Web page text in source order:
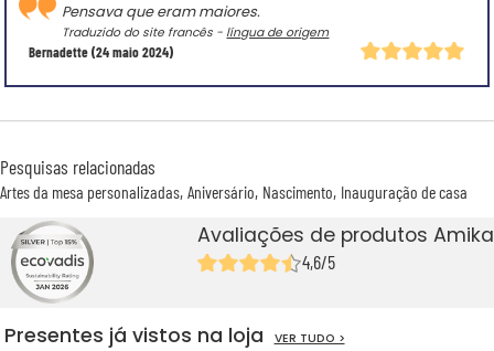
Bernadette(24 maio 2024)
Pensava que eram maiores.
Traduzido do site francês - língua de origem
Pesquisas relacionadas
Artes da mesa personalizadas Aniversário Nascimento Inauguração de casa
Avaliações de produtos
4,6/5
Presentes já vistos na loja VER TUDO >